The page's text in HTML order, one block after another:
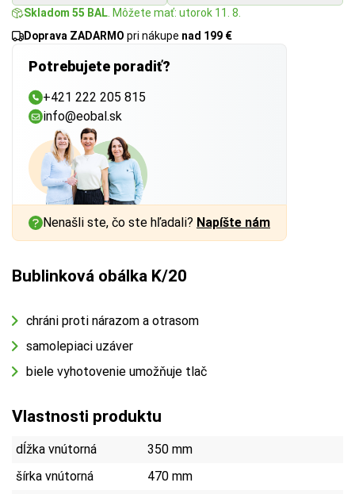
Skladom 55 BAL . Môžete mať: utorok 11. 8.
Doprava ZADARMO pri nákupe nad 199 €
Potrebujete poradiť?
+421 222 205 815
info@eobal.sk
Nenašli ste, čo ste hľadali? Napíšte nám
Bublinková obálka K/20
chráni proti nárazom a otrasom
samolepiaci uzáver
biele vyhotovenie umožňuje tlač
Vlastnosti produktu
dĺžka vnútorná
350 mm
šírka vnútorná
470 mm